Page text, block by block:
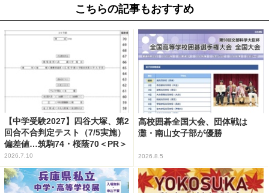
こちらの記事もおすすめ
【中学受験2027】四谷大塚、第2
回合不合判定テスト（7/5実施）
偏差値…筑駒74・桜蔭70＜PR＞
2026.7.10
高校囲碁全国大会、団体戦は
灘・南山女子部が優勝
2026.8.5